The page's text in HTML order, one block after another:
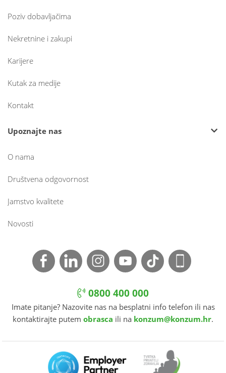
Poziv dobavljačima
Nekretnine i zakupi
Karijere
Kutak za medije
Kontakt
Upoznajte nas
O nama
Društvena odgovornost
Jamstvo kvalitete
Novosti
0800 400 000
Imate pitanje? Nazovite nas na besplatni info telefon ili nas
kontaktirajte putem obrasca ili na konzum@konzum.hr.